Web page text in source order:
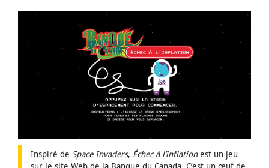
Inspiré de Space Invaders, Échec à l’inflationest un jeu